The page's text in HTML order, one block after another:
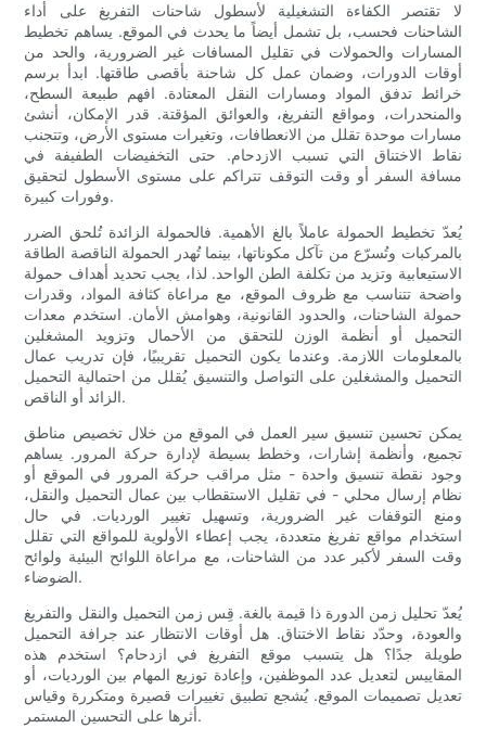
لا تقتصر الكفاءة التشغيلية لأسطول شاحنات التفريغ على أداء
الشاحنات فحسب، بل تشمل أيضاً ما يحدث في الموقع. يساهم تخطيط
المسارات والحمولات في تقليل المسافات غير الضرورية، والحد من
أوقات الدورات، وضمان عمل كل شاحنة بأقصى طاقتها. ابدأ برسم
خرائط تدفق المواد ومسارات النقل المعتادة. افهم طبيعة السطح،
والمنحدرات، ومواقع التفريغ، والعوائق المؤقتة. قدر الإمكان، أنشئ
مسارات موحدة تقلل من الانعطافات، وتغيرات مستوى الأرض، وتتجنب
نقاط الاختناق التي تسبب الازدحام. حتى التخفيضات الطفيفة في
مسافة السفر أو وقت التوقف تتراكم على مستوى الأسطول لتحقيق
وفورات كبيرة.
يُعدّ تخطيط الحمولة عاملاً بالغ الأهمية. فالحمولة الزائدة تُلحق الضرر
بالمركبات وتُسرّع من تآكل مكوناتها، بينما تُهدر الحمولة الناقصة الطاقة
الاستيعابية وتزيد من تكلفة الطن الواحد. لذا، يجب تحديد أهداف حمولة
واضحة تتناسب مع ظروف الموقع، مع مراعاة كثافة المواد، وقدرات
حمولة الشاحنات، والحدود القانونية، وهوامش الأمان. استخدم معدات
التحميل أو أنظمة الوزن للتحقق من الأحمال وتزويد المشغلين
بالمعلومات اللازمة. وعندما يكون التحميل تقريبيًا، فإن تدريب عمال
التحميل والمشغلين على التواصل والتنسيق يُقلل من احتمالية التحميل
الزائد أو الناقص.
يمكن تحسين تنسيق سير العمل في الموقع من خلال تخصيص مناطق
تجميع، وأنظمة إشارات، وخطط بسيطة لإدارة حركة المرور. يساهم
وجود نقطة تنسيق واحدة - مثل مراقب حركة المرور في الموقع أو
نظام إرسال محلي - في تقليل الاستقطاب بين عمال التحميل والنقل،
ومنع التوقفات غير الضرورية، وتسهيل تغيير الورديات. في حال
استخدام مواقع تفريغ متعددة، يجب إعطاء الأولوية للمواقع التي تقلل
وقت السفر لأكبر عدد من الشاحنات، مع مراعاة اللوائح البيئية ولوائح
الضوضاء.
يُعدّ تحليل زمن الدورة ذا قيمة بالغة. قِس زمن التحميل والنقل والتفريغ
والعودة، وحدّد نقاط الاختناق. هل أوقات الانتظار عند جرافة التحميل
طويلة جدًا؟ هل يتسبب موقع التفريغ في ازدحام؟ استخدم هذه
المقاييس لتعديل عدد الموظفين، وإعادة توزيع المهام بين الورديات، أو
تعديل تصميمات الموقع. يُشجع تطبيق تغييرات قصيرة ومتكررة وقياس
أثرها على التحسين المستمر.